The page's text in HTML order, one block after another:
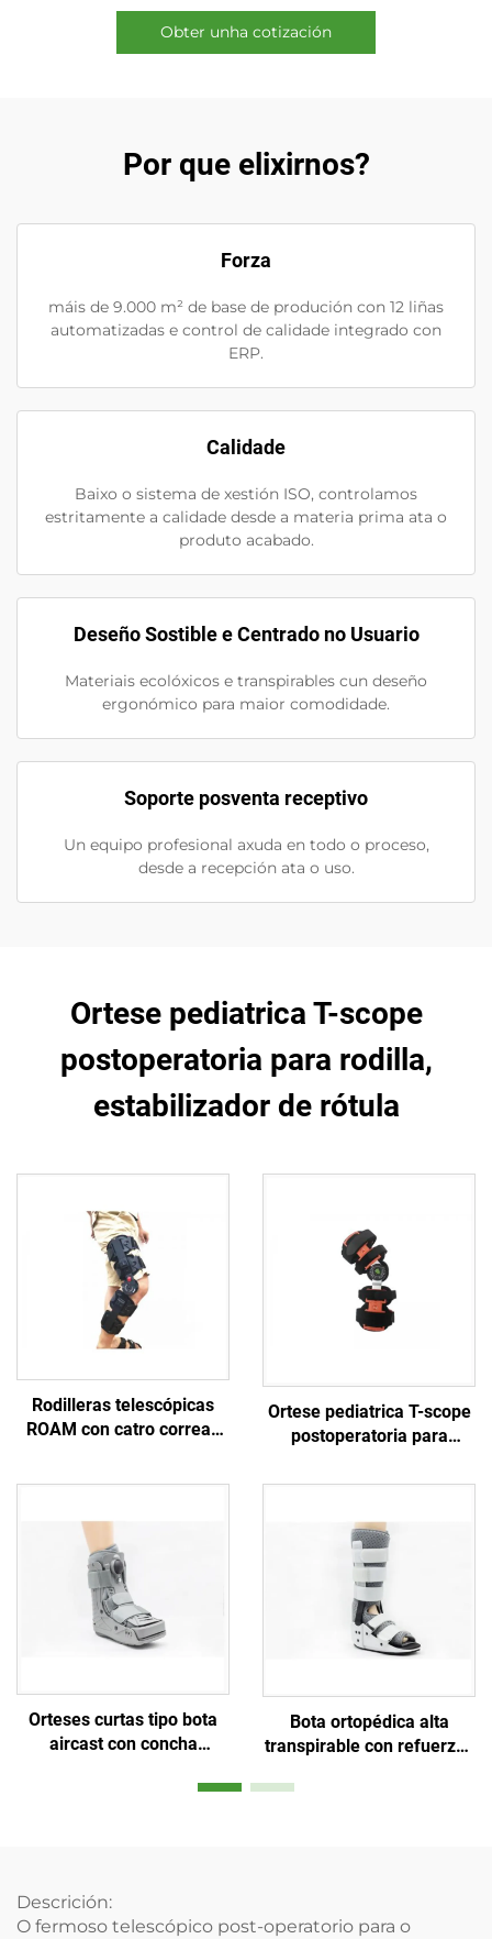
Obter unha cotización
Por que elixirnos?
Forza
máis de 9.000 m² de base de produción con 12 liñas
automatizadas e control de calidade integrado con
ERP.
Calidade
Baixo o sistema de xestión ISO, controlamos
estritamente a calidade desde a materia prima ata o
produto acabado.
Deseño Sostible e Centrado no Usuario
Materiais ecolóxicos e transpirables cun deseño
ergonómico para maior comodidade.
Soporte posventa receptivo
Un equipo profesional axuda en todo o proceso,
desde a recepción ata o uso.
Ortese pediatrica T-scope
postoperatoria para rodilla,
estabilizador de rótula
Rodilleras telescópicas
ROAM con catro correas
Ortese pediatrica T-scope
postoperatoria para
rótula
Orteses curtas tipo bota
aircast con concha
balón interior dobre
Bota ortopédica alta
transpirable con refuerzos
Descrición:
O fermoso telescópico post-operatorio para o